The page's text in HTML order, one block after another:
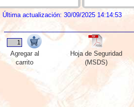
Última actualización: 30/09/2025 14:14:53
Hoja de Seguridad
(MSDS)
Agregar al
carrito